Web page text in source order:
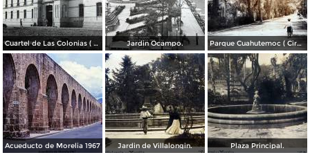
Cuartel de Las Colonias ( Circulada el 1 de Abril de 1921 ). Jardin Ocampo. Parque Cuahutemoc ( Circulada el 24 de Junio de 1938 ).
Acueducto de Morelia 1967 Jardin de Villalongin. Plaza Principal.